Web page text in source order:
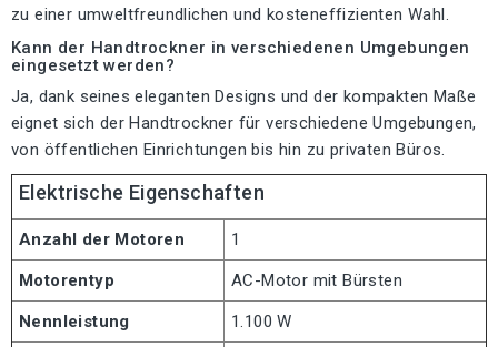
zu einer umweltfreundlichen und kosteneffizienten Wahl.
Kann der Handtrockner in verschiedenen Umgebungen
eingesetzt werden?
Ja, dank seines eleganten Designs und der kompakten Maße
eignet sich der Handtrockner für verschiedene Umgebungen,
von öffentlichen Einrichtungen bis hin zu privaten Büros.
Elektrische Eigenschaften
Anzahl der Motoren 1
Motorentyp AC-Motor mit Bürsten
Nennleistung 1.100 W